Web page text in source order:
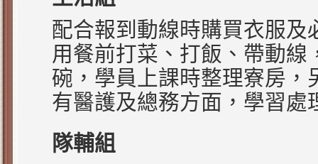
配合報到動線時購買衣服及
用餐前打菜、打飯、帶動線
碗，學員上課時整理寮房，
有醫護及總務方面，學習處
隊輔組